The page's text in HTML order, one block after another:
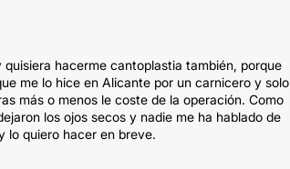
hacerme cantoplastia también, porque
me lo hice en Alicante por un carnicero y solo
más o menos le coste de la operación. Como
los ojos secos y nadie me ha hablado de
lo quiero hacer en breve.